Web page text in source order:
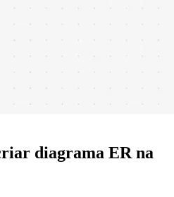
diagrama ER na